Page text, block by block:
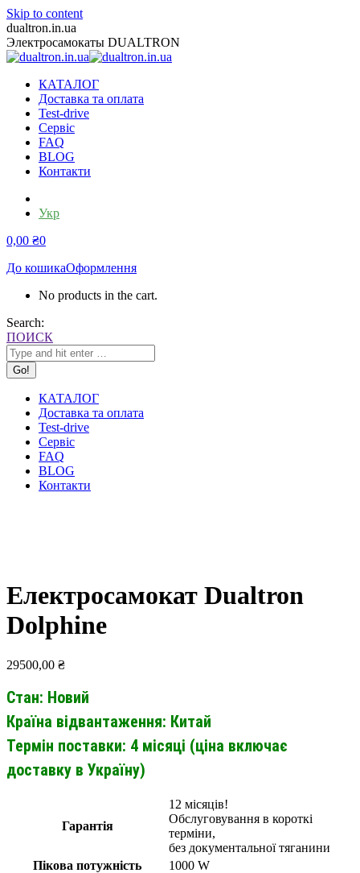
Skip to content
dualtron.in.ua
Электросамокаты DUALTRON
КАТАЛОГ
Доставка та оплата
Test-drive
Сервіс
FAQ
BLOG
Контакти
Укр
0,00 ₴0
До кошикаОформлення
No products in the cart.
Search:
ПОИСК
КАТАЛОГ
Доставка та оплата
Test-drive
Сервіс
FAQ
BLOG
Контакти
Електросамокат Dualtron
Dolphine
29500,00 ₴
Стан: Новий
Країна відвантаження: Китай
Термін поставки: 4 місяці (ціна включає
доставку в Україну)
Гарантія
12 місяців!
Обслуговування в короткі
терміни,
без документальної тяганини
Пікова потужність
1000 W